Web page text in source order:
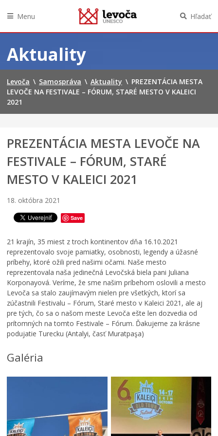
obsah
Menu Hľadať
Aktuality
Levoča \ Samospráva \ Aktuality \ PREZENTÁCIA MESTA
LEVOČE NA FESTIVALE – FÓRUM, STARÉ MESTO V KALEICI
2021
PREZENTÁCIA MESTA LEVOČE NA
FESTIVALE – FÓRUM, STARÉ
MESTO V KALEICI 2021
18. októbra 2021
Save
21 krajín, 35 miest z troch kontinentov dňa 16.10.2021
reprezentovalo svoje pamiatky, osobnosti, legendy a úžasné
príbehy, ktoré ožili pred našimi očami. Naše mesto
reprezentovala naša jedinečná Levočská biela pani Juliana
Korponayová. Veríme, že sme našim príbehom oslovili a mesto
Levoča sa stalo zaujímavým nielen pre všetkých, ktorí sa
zúčastnili Festivalu – Fórum, Staré mesto v Kaleici 2021, ale aj
pre tých, čo sa o našom meste Levoča ešte len dozvedia od
prítomných na tomto Festivale – Fórum. Ďakujeme za krásne
podujatie Turecku (Antalyi, časť Muratpaşa)
Galéria
M
i
o
v
i
e
C
n
p
ť
o
ž
i
l
v
L
e
v
o
č
š
r
o